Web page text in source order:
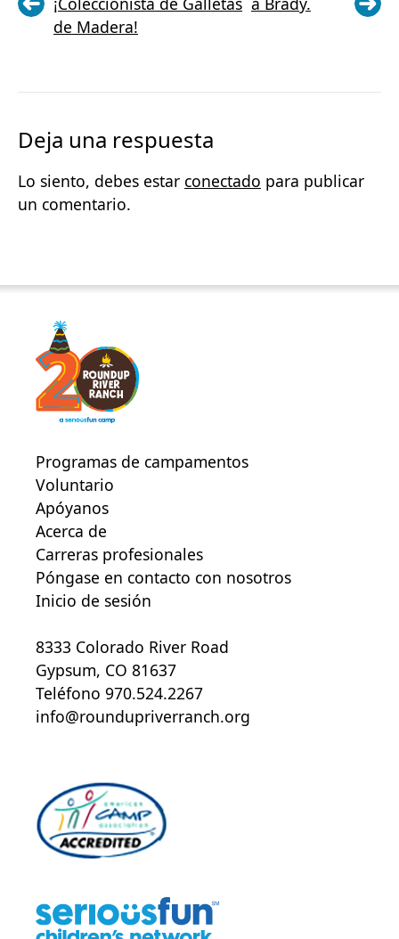
de Madera!
Deja una respuesta
Lo siento, debes estar conectado para publicar
un comentario.
Programas de campamentos
Voluntario
Apóyanos
Acerca de
Carreras profesionales
Póngase en contacto con nosotros
Inicio de sesión
8333 Colorado River Road
Gypsum, CO 81637
Teléfono 970.524.2267
info@roundupriverranch.org